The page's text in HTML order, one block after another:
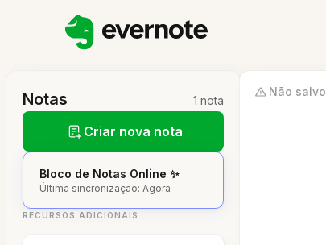
Notas 1 nota
Criar nova nota
Bloco de Notas Online ✨
Última sincronização: Agora
RECURSOS ADICIONAIS
Não salvo